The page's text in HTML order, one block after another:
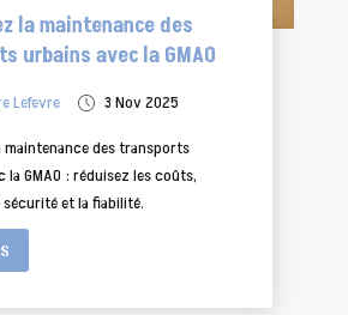
la maintenance des
urbains avec la GMAO
Lefevre
3 Nov 2025
maintenance des transports
la GMAO : réduisez les coûts,
et la fiabilité.